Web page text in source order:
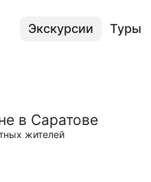
Экскурсии Туры
в Саратове
жителей